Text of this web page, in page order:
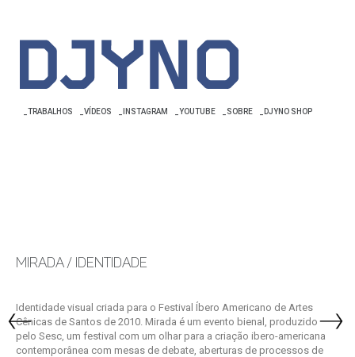
_TRABALHOS _VÍDEOS _INSTAGRAM _YOUTUBE _SOBRE _DJYNO SHOP
MIRADA / IDENTIDADE
Identidade visual criada para o Festival Íbero Americano de Artes
Cênicas de Santos de 2010. Mirada é um evento bienal, produzido
pelo Sesc, um festival com um olhar para a criação ibero-americana
contemporânea com mesas de debate, aberturas de processos de